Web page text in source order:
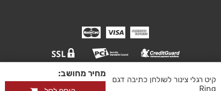
קיט רגלי צינור לשולחן כתיבה דגם
Ring
מחיר מחושב:
© כל הזכויות שמורות אופיסשופ ריהוט משרדי
אקסטרה דיגיטל - שיווק דיגיטלי ובניית אתר